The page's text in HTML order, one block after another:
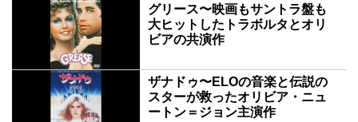
グリース〜映画もサントラ盤も
大ヒットしたトラボルタとオリ
ビアの共演作
ザナドゥ〜ELOの音楽と伝説の
スターが救ったオリビア・ニュ
ートン＝ジョン主演作